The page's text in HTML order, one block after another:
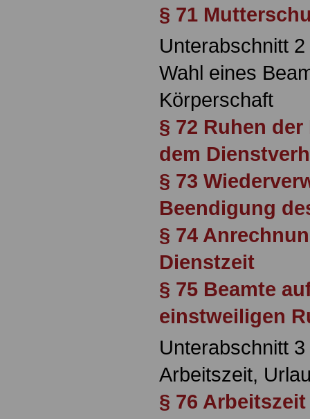
§ 71
Unterabschnitt 2
Wahl eines
Körperschaft
§ 72 Ruhen
dem
§ 73
Beendigung
§ 74
Dienstzeit
§ 75 Beamte
einstweiligen
Unterabschnitt 3
Arbeitszeit,
§ 76 Arbeitszeit